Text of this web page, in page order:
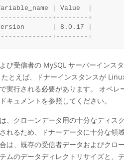
Value
- - - - - - - - - - - - - + - - - - - - - - +
8.0.17
- - - - - - - - - - - - - + - - - - - - - - +
び受信者の MySQL サーバーインス
たとえば、ドナーインスタンスが
実行される必要があります。 オペ
キュメントを参照してください。
、クローンデータ用の十分なディス
れるため、ドナーデータに十分な領
は、既存の受信者データおよびクロ
ムのデータディレクトリサイズと、